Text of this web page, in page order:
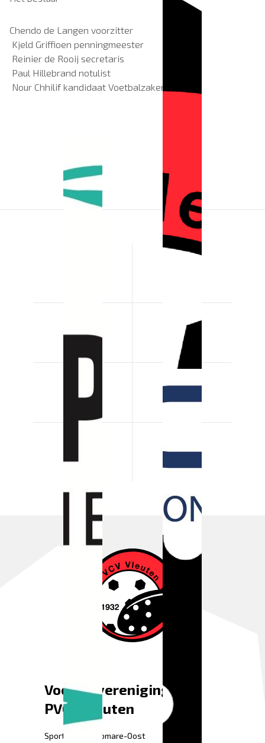
Chendo de Langen voorzitter
Kjeld Griffioen penningmeester
Reinier de Rooij secretaris
Paul Hillebrand notulist
Nour Chhilif kandidaat Voetbalzaken
Voetbalvereniging
PVCV Vleuten
Sportpark Fletiomare-Oost